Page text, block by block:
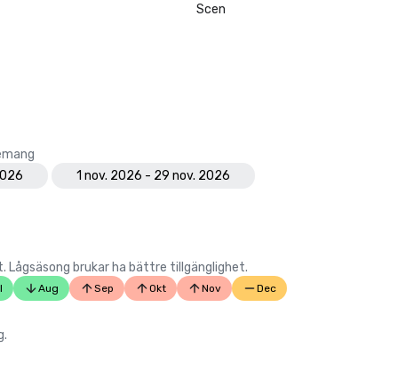
mötesupplevelser och personlig
AAA-klassad
Scen
1 nov. 2026 - 29 nov. 2026
brukar ha bättre tillgänglighet.
Aug Sep Okt Nov Dec